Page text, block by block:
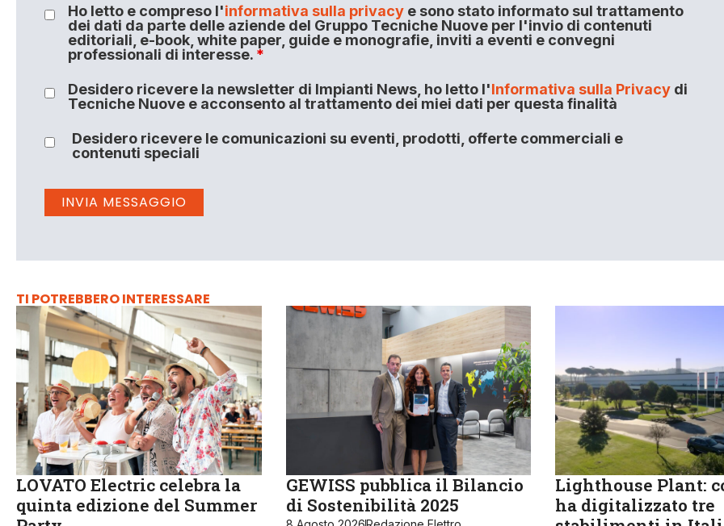
Ho letto e compreso l'informativa sulla privacye sono stato informato sul trattamento
dei dati da parte delle aziende del Gruppo Tecniche Nuove per l'invio di contenuti
editoriali, e-book, white paper, guide e monografie, inviti a eventi e convegni
professionali di interesse. *
Desidero ricevere la newsletter di Impianti News, ho letto l'Informativa sulla Privacydi
Tecniche Nuove e acconsento al trattamento dei miei dati per questa finalità
Desidero ricevere le comunicazioni su eventi, prodotti, offerte commerciali e
contenuti speciali
TI POTREBBERO INTERESSARE
LOVATO Electric celebra la
quinta edizione del Summer
GEWISS pubblica il Bilancio
di Sostenibilità 2025
Lighthouse Plant:
ha digitalizzato tre